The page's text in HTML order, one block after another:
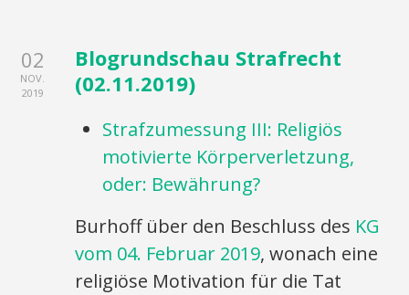
02
NOV.
2019
Blogrundschau Strafrecht
(02.11.2019)
Strafzumessung III: Religiös
motivierte Körperverletzung,
oder: Bewährung?
Burhoff über den Beschluss des KG
vom 04. Februar 2019, wonach eine
religiöse Motivation für die Tat